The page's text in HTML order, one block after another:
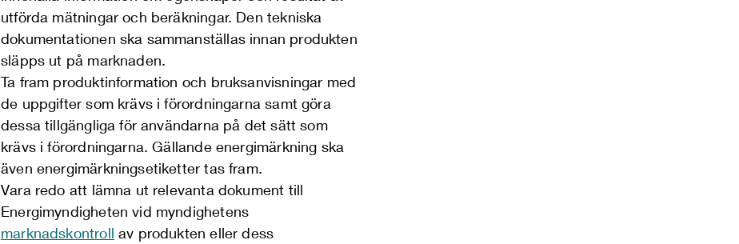
utförda mätningar och beräkningar. Den tekniska
dokumentationen ska sammanställas innan produkten
släpps ut på marknaden.
Ta fram produktinformation och bruksanvisningar med
de uppgifter som krävs i förordningarna samt göra
dessa tillgängliga för användarna på det sätt som
krävs i förordningarna. Gällande energimärkning ska
även energimärkningsetiketter tas fram.
Vara redo att lämna ut relevanta dokument till
Energimyndigheten vid myndighetens
marknadskontroll av produkten eller dess